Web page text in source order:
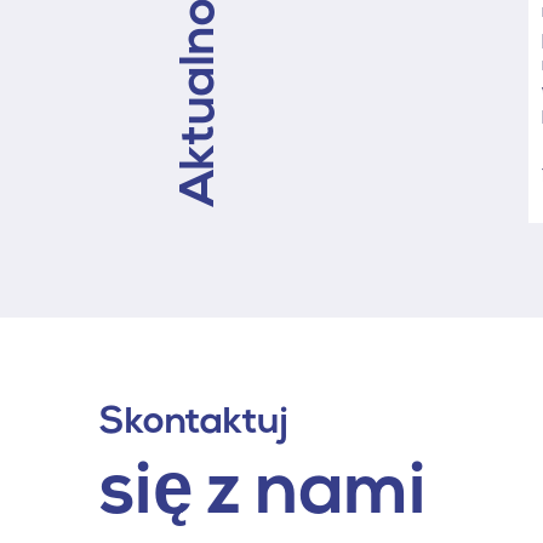
Aktualności
Skontaktuj
się z nami